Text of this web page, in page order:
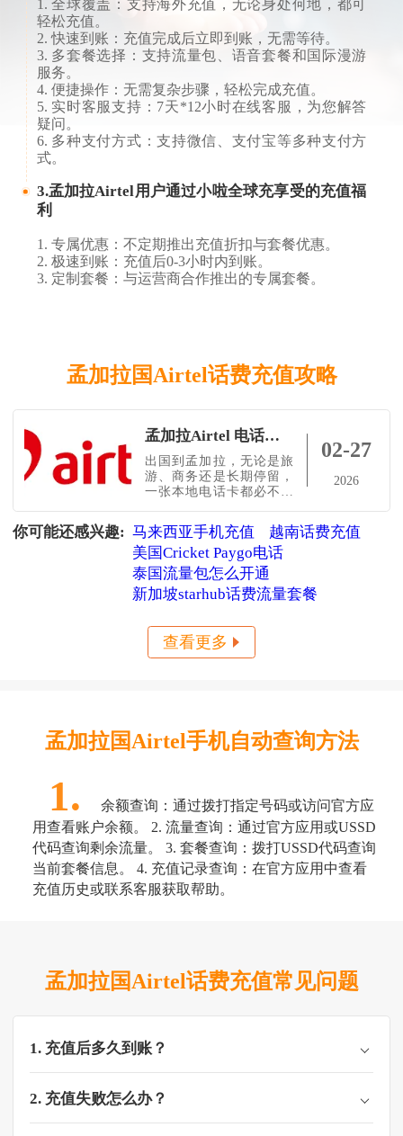
1. 全球覆盖：支持海外充值，无论身处何地，都可
轻松充值。
2. 快速到账：充值完成后立即到账，无需等待。
3. 多套餐选择：支持流量包、语音套餐和国际漫游
服务。
4. 便捷操作：无需复杂步骤，轻松完成充值。
5. 实时客服支持：7天*12小时在线客服，为您解答
疑问。
6. 多种支付方式：支持微信、支付宝等多种支付方
式。
3.孟加拉Airtel用户通过小啦全球充享受的充值福
利
1. 专属优惠：不定期推出充值折扣与套餐优惠。
2. 极速到账：充值后0-3小时内到账。
3. 定制套餐：与运营商合作推出的专属套餐。
孟加拉国Airtel话费充值攻略
孟加拉Airtel 电话卡使用指南（购买 / 激活 / 实名认证 / 充值全攻略）官网、APP、中文充值平台（小啦全球充）使用方法
出国到孟加拉，无论是旅
游、商务还是长期停留，
一张本地电话卡都必不可
怎么用、怎么充值。1️⃣ 购
买渠道线下：Airtel 官方营
业厅、授权代理点、机场
柜台线上：部分本地电商
平台支持预订适合人群：
城市使用为主、价格敏感
所需材料：护照原件 + 入
境签证页在营业厅完成拍
照
02-27
2026
你可能还感兴趣: 马来西亚手机充值
越南话费充值
美国Cricket Paygo电话
泰国流量包怎么开通
新加坡starhub话费流量套餐
查看更多
孟加拉国Airtel手机自动查询方法
1.
余额查询：通过拨打指定号码或访问官方应
用查看账户余额。 2. 流量查询：通过官方应用或USSD
代码查询剩余流量。 3. 套餐查询：拨打USSD代码查询
当前套餐信息。 4. 充值记录查询：在官方应用中查看
充值历史或联系客服获取帮助。
孟加拉国Airtel话费充值常见问题
1. 充值后多久到账？
2. 充值失败怎么办？